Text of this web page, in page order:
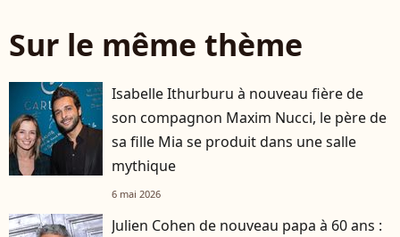
Sur le même thème
Isabelle Ithurburu à nouveau fière de
son compagnon Maxim Nucci, le père de
sa fille Mia se produit dans une salle
mythique
6 mai 2026
Julien Cohen de nouveau papa à 60 ans :